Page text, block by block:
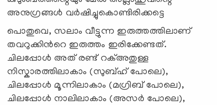
അനുഗ്രങ്ങള്‍ വര്‍ഷിച്ചുകൊണ്ടിരിക്കട്ടെ
പൊതുവെ, സലാം വീട്ടുന്ന ഇരുത്തത്തിലാണ്
തവറുക്കിന്‍റെ ഇരുത്തം ഇരിക്കേണ്ടത്.
ചിലപ്പോൾ അത് രണ്ട് റക്അതുള്ള
നിസ്കാരത്തിലാകാം (സുബ്ഹ് പോലെ),
ചിലപ്പോൾ മൂന്നിലാകാം (മഗ്രിബ് പോലെ),
ചിലപ്പോൾ നാലിലാകാം (അസർ പോലെ),